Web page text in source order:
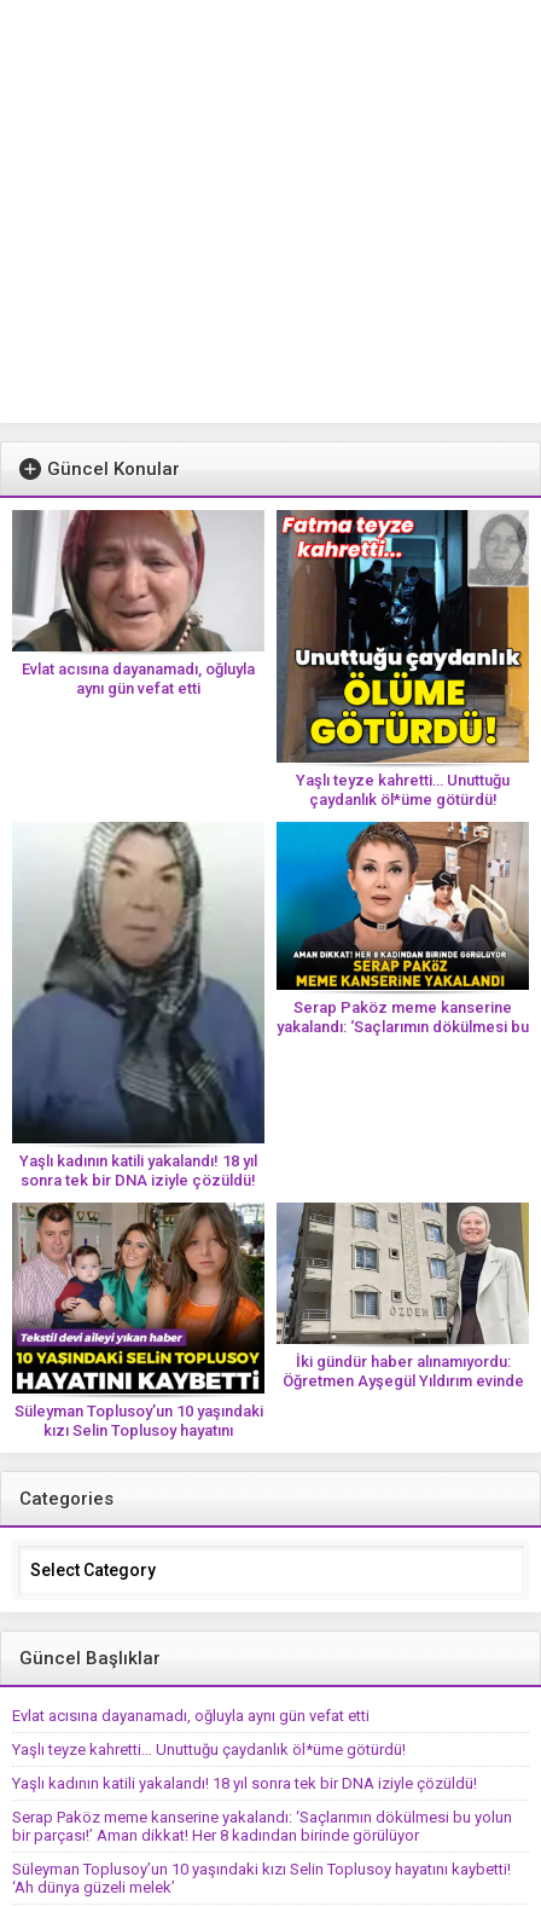
Güncel Konular
Evlat acısına dayanamadı, oğluyla
aynı gün vefat etti
Yaşlı teyze kahretti… Unuttuğu
çaydanlık öl*üme götürdü!
Yaşlı kadının katili yakalandı! 18 yıl
sonra tek bir DNA iziyle çözüldü!
Serap Paköz meme kanserine
yakalandı: ‘Saçlarımın dökülmesi bu
Süleyman Toplusoy’un 10 yaşındaki
kızı Selin Toplusoy hayatını
kaybetti! ‘Ah dünya güzeli melek’
İki gündür haber alınamıyordu:
Öğretmen Ayşegül Yıldırım evinde
Categories
Categories
Güncel Başlıklar
Evlat acısına dayanamadı, oğluyla aynı gün vefat etti
Yaşlı teyze kahretti… Unuttuğu çaydanlık öl*üme götürdü!
Yaşlı kadının katili yakalandı! 18 yıl sonra tek bir DNA iziyle çözüldü!
Serap Paköz meme kanserine yakalandı: ‘Saçlarımın dökülmesi bu yolun
bir parçası!’ Aman dikkat! Her 8 kadından birinde görülüyor
Süleyman Toplusoy’un 10 yaşındaki kızı Selin Toplusoy hayatını kaybetti!
‘Ah dünya güzeli melek’